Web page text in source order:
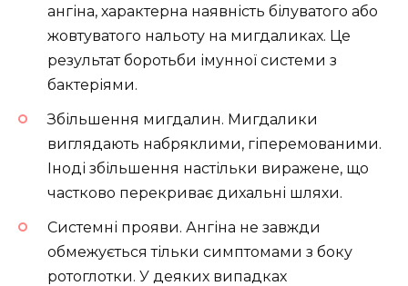
ангіна, характерна наявність білуватого або
жовтуватого нальоту на мигдаликах. Це
результат боротьби імунної системи з
бактеріями.
Збільшення мигдалин. Мигдалики
виглядають набряклими, гіперемованими.
Іноді збільшення настільки виражене, що
частково перекриває дихальні шляхи.
Системні прояви. Ангіна не завжди
обмежується тільки симптомами з боку
ротоглотки. У деяких випадках